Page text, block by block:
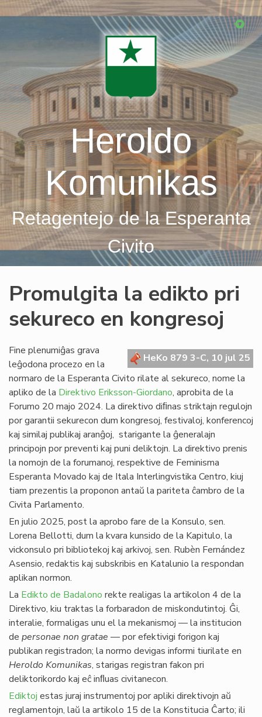
Skip
Heroldo
Komunikas
Retagentejo de la Esperanta
Civito
Promulgita la edikto pri
sekureco en kongresoj
HeKo 879 3-C, 10 jul 25
Fine plenumiĝas grava
leĝodona procezo en la
normaro de la Esperanta Civito rilate al sekureco, nome la
apliko de la Direktivo Eriksson-Giordano, aprobita de la
Forumo 20 majo 2024. La direktivo diﬁnas striktajn regulojn
por garantii sekurecon dum kongresoj, festivaloj, konferencoj
kaj similaj publikaj aranĝoj, starigante la ĝeneralajn
principojn por preventi kaj puni deliktojn. La direktivo prenis
la nomojn de la forumanoj, respektive de Feminisma
Esperanta Movado kaj de Itala Interlingvistika Centro, kiuj
tiam prezentis la proponon antaŭ la pariteta ĉambro de la
Civita Parlamento.
En julio 2025, post la aprobo fare de la Konsulo, sen.
Lorena Bellotti, dum la kvara kunsido de la Kapitulo, la
vickonsulo pri bibliotekoj kaj arkivoj, sen. Rubèn Fernández
Asensio, redaktis kaj subskribis en Katalunio la respondan
aplikan normon.
La Edikto de Badalono rekte realigas la artikolon 4 de la
Direktivo, kiu traktas la forbaradon de miskondutintoj. Ĝi,
interalie, formaligas unu el la mekanismoj — la institucion
de personae non gratae — por efektivigi forigon kaj
publikan registradon; la normo devigas informi tiurilate en
Heroldo Komunikas, starigas registran fakon pri
deliktorikordo kaj eĉ inﬂuas civitanecon.
Ediktoj estas juraj instrumentoj por apliki direktivojn aŭ
reglamentojn, laŭ la artikolo 15 de la Konstitucia Ĉarto; ili